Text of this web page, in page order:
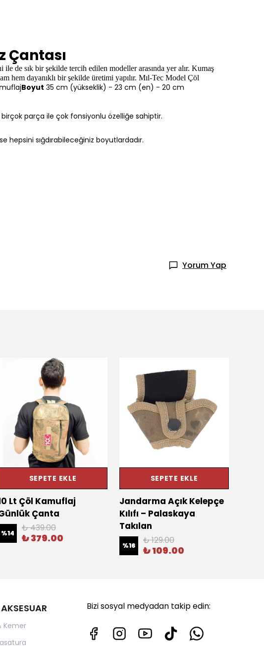
Çantası
ile de sık bir şekilde tercih edilen modeller arasında yer alır. Kumaş
hem dayanıklı bir şekilde üretimi yapılır. Mıl-Tec Model Çöl
Boyut 35 cm (yükseklik) - 23 cm (en) - 20 cm
parça ile çok fonsiyonlu özelliğe sahiptir.
hepsini sığdırabileceğiniz boyutlardadır.
Yorum Yap
SEPETE EKLE
Lt Çöl Kamuflaj
Çanta
%14 ₺ 439.00
₺ 379.00
SEPETE EKLE
Jandarma Açık Kelepçe
Kılıfı – Palaskaya
Takılan
%16 ₺ 129.00
₺ 109.00
Kemer
Bizi sosyal medyadan takip edin: